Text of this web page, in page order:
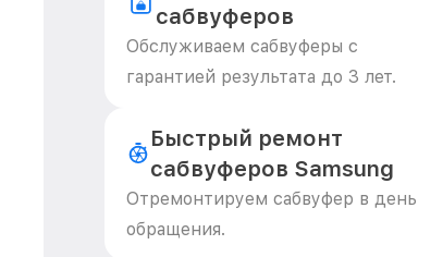
сабвуферов
Обслуживаем сабвуферы с
гарантией результата до 3 лет.
Быстрый ремонт
сабвуферов Samsung
Отремонтируем сабвуфер в день
обращения.